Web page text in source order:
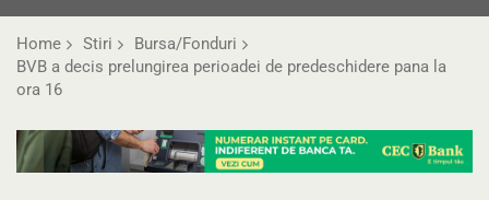
Home Stiri
Bursa/Fonduri
BVB a decis prelungirea perioadei de predeschidere pana la
ora 16